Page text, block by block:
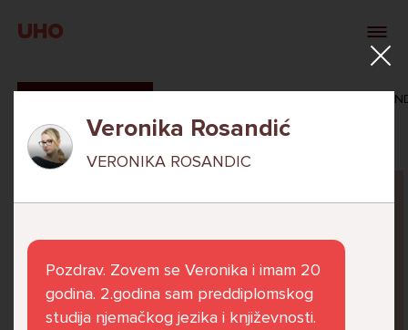
UHO
VERONIKA
Veronika Rosandić
VERONIKA ROSANDIC
Pozdrav. Zovem se Veronika i imam 20
godina. 2.godina sam preddiplomskog
studija njemačkog jezika i književnosti.